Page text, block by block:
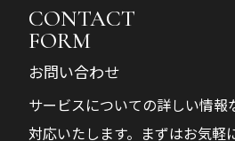
CONTACT
FORM
お問い合わせ
サービスについての詳しい情報
対応いたします。まずはお気軽